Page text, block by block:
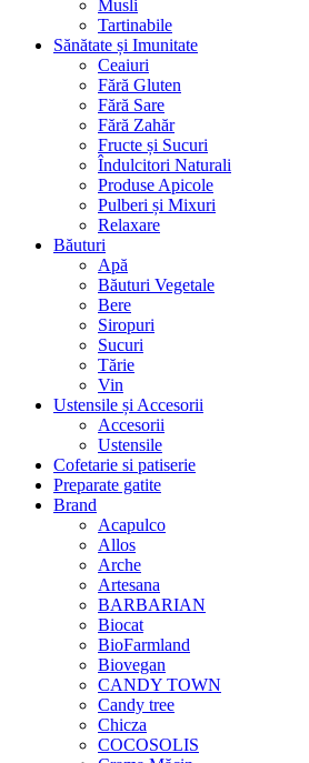
Musli
Tartinabile
Sănătate și Imunitate
Ceaiuri
Fără Gluten
Fără Sare
Fără Zahăr
Fructe și Sucuri
Îndulcitori Naturali
Produse Apicole
Pulberi și Mixuri
Relaxare
Băuturi
Apă
Băuturi Vegetale
Bere
Siropuri
Sucuri
Tărie
Vin
Ustensile și Accesorii
Accesorii
Ustensile
Cofetarie si patiserie
Preparate gatite
Brand
Acapulco
Allos
Arche
Artesana
BARBARIAN
Biocat
BioFarmland
Biovegan
CANDY TOWN
Candy tree
Chicza
COCOSOLIS